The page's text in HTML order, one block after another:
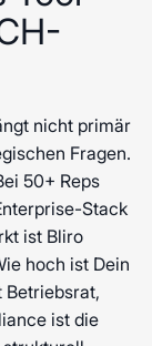
nicht primär
Fragen.
50+ Reps
Stack
ist Bliro
hoch ist Dein
Betriebsrat,
ist die